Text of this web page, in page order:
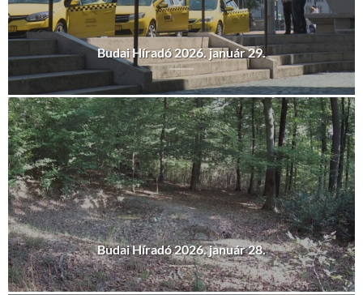
Budai Híradó 2026. január 29.
Budai Híradó 2026. január 28.